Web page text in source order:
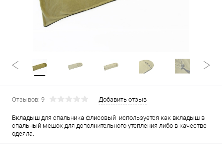
Отзывов: 9 Добавить отзыв
Вкладыш для спальника флисовый используется как вкладыш в
спальный мешок для дополнительного утепления либо в качестве
одеяла.